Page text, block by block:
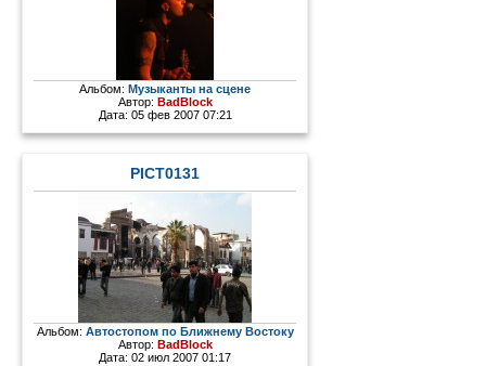
Альбом: Музыканты на сцене
Автор: BadBlock
Дата: 05 фев 2007 07:21
PICT0131
Альбом: Автостопом по Ближнему Востоку
Автор: BadBlock
Дата: 02 июл 2007 01:17